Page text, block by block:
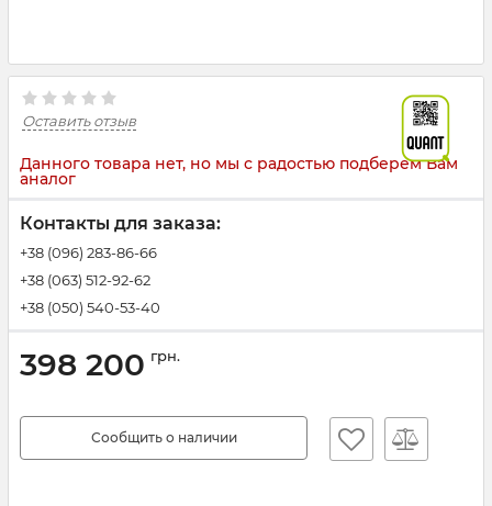
Оставить отзыв
Данного товара нет, но мы с радостью подберем Вам
аналог
Контакты для заказа:
+38 (096) 283-86-66
+38 (063) 512-92-62
+38 (050) 540-53-40
398 200 грн.
Сообщить о наличии